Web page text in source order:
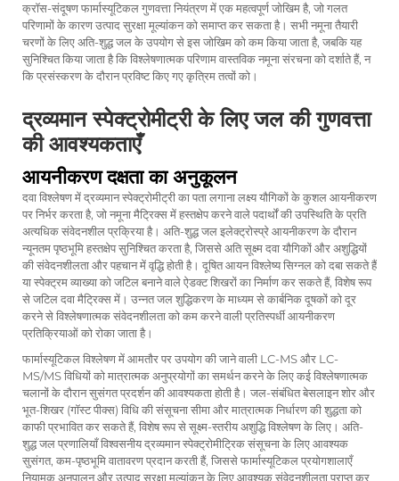
क्रॉस-संदूषण फार्मास्यूटिकल गुणवत्ता नियंत्रण में एक महत्वपूर्ण जोखिम है, जो गलत
परिणामों के कारण उत्पाद सुरक्षा मूल्यांकन को समाप्त कर सकता है। सभी नमूना तैयारी
चरणों के लिए अति-शुद्ध जल के उपयोग से इस जोखिम को कम किया जाता है, जबकि यह
सुनिश्चित किया जाता है कि विश्लेषणात्मक परिणाम वास्तविक नमूना संरचना को दर्शाते हैं, न
कि प्रसंस्करण के दौरान प्रविष्ट किए गए कृत्रिम तत्वों को।
द्रव्यमान स्पेक्ट्रोमीट्री के लिए जल की गुणवत्ता
की आवश्यकताएँ
आयनीकरण दक्षता का अनुकूलन
दवा विश्लेषण में द्रव्यमान स्पेक्ट्रोमीट्री का पता लगाना लक्ष्य यौगिकों के कुशल आयनीकरण
पर निर्भर करता है, जो नमूना मैट्रिक्स में हस्तक्षेप करने वाले पदार्थों की उपस्थिति के प्रति
अत्यधिक संवेदनशील प्रक्रिया है। अति-शुद्ध जल इलेक्ट्रोस्प्रे आयनीकरण के दौरान
न्यूनतम पृष्ठभूमि हस्तक्षेप सुनिश्चित करता है, जिससे अति सूक्ष्म दवा यौगिकों और अशुद्धियों
की संवेदनशीलता और पहचान में वृद्धि होती है। दूषित आयन विश्लेष्य सिग्नल को दबा सकते हैं
या स्पेक्ट्रम व्याख्या को जटिल बनाने वाले ऐडक्ट शिखरों का निर्माण कर सकते हैं, विशेष रूप
से जटिल दवा मैट्रिक्स में। उन्नत जल शुद्धिकरण के माध्यम से कार्बनिक दूषकों को दूर
करने से विश्लेषणात्मक संवेदनशीलता को कम करने वाली प्रतिस्पर्धी आयनीकरण
प्रतिक्रियाओं को रोका जाता है।
फार्मास्यूटिकल विश्लेषण में आमतौर पर उपयोग की जाने वाली LC-MS और LC-
MS/MS विधियों को मात्रात्मक अनुप्रयोगों का समर्थन करने के लिए कई विश्लेषणात्मक
चलानों के दौरान सुसंगत प्रदर्शन की आवश्यकता होती है। जल-संबंधित बेसलाइन शोर और
भूत-शिखर (गॉस्ट पीक्स) विधि की संसूचना सीमा और मात्रात्मक निर्धारण की शुद्धता को
काफी प्रभावित कर सकते हैं, विशेष रूप से सूक्ष्म-स्तरीय अशुद्धि विश्लेषण के लिए। अति-
शुद्ध जल प्रणालियाँ विश्वसनीय द्रव्यमान स्पेक्ट्रोमीट्रिक संसूचना के लिए आवश्यक
सुसंगत, कम-पृष्ठभूमि वातावरण प्रदान करती हैं, जिससे फार्मास्यूटिकल प्रयोगशालाएँ
नियामक अनुपालन और उत्पाद सुरक्षा मूल्यांकन के लिए आवश्यक संवेदनशीलता प्राप्त कर